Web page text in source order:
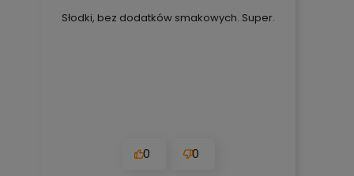
Słodki, bez dodatków smakowych. Super.
0 0